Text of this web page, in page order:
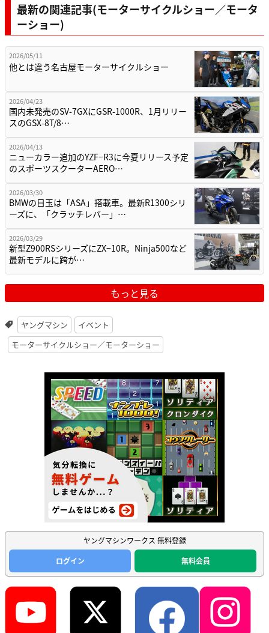
最新の関連記事(モーターサイクルショー／モータ
ーショー)
2026/05/11
他とは違う名古屋モーターサイクルショー
2026/04/23
国内未発売のSV-7GXにGSR-1000R、1月リリー
スのGSX-8T/8…
2026/04/13
ニューカラー追加のYZF−R3に今夏リリース予定
のスポーツスクーターAERO…
2026/03/30
BMWの目玉は「ASA」搭載車。最新R1300シリ
ーズに、「クラッチレバー」…
2026/03/29
新型Z900RSシリーズにZX−10R。Ninja500など
最新モデルに跨が…
もっと見る
ヤングマシン
イベント
モーターサイクルショー／モーターショー
ヤングマシンワークス 無料登録
ログイン
無料会員